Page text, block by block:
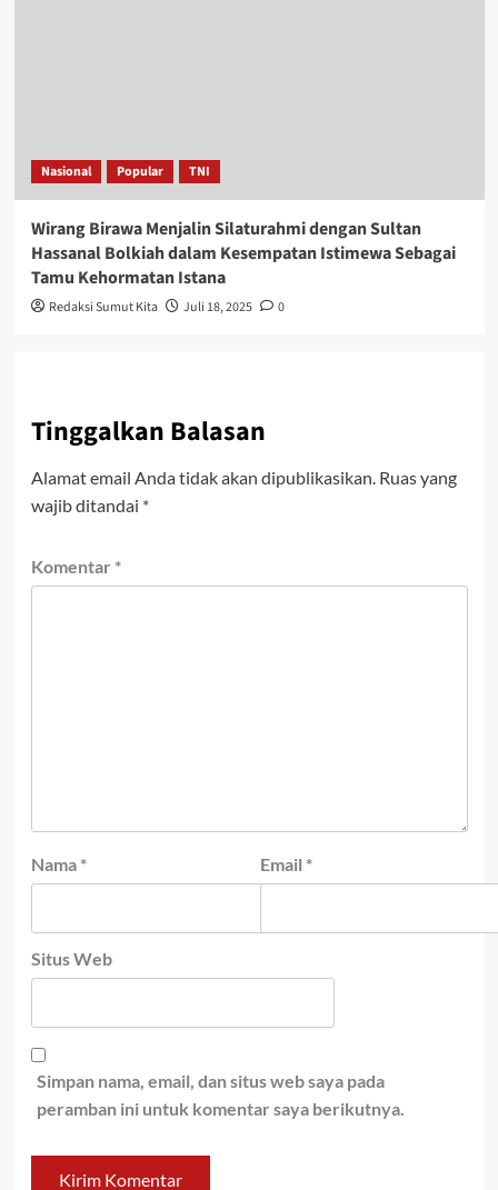
Nasional Popular TNI
Wirang Birawa Menjalin Silaturahmi dengan Sultan
Hassanal Bolkiah dalam Kesempatan Istimewa Sebagai
Tamu Kehormatan Istana
Redaksi Sumut Kita Juli 18, 2025 0
Tinggalkan Balasan
Alamat email Anda tidak akan dipublikasikan. Ruas yang
wajib ditandai *
Komentar *
Nama * Email *
Situs Web
Simpan nama, email, dan situs web saya pada
peramban ini untuk komentar saya berikutnya.